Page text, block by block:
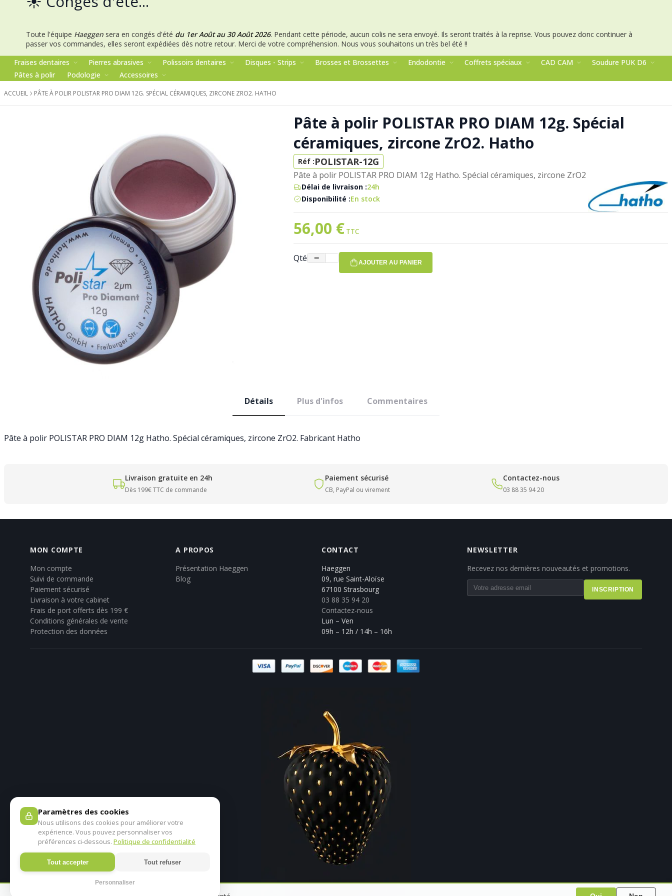
Toute l'équipe Haeggen sera en congés d'été du 1er Août au 30 Août 2026. Pendant cette période, aucun colis ne sera envoyé. Ils seront traités à la reprise. Vous pouvez donc continuer à
passer vos commandes, elles seront expédiées dès notre retour. Merci de votre compréhension. Nous vous souhaitons un très bel été !!
Fraises dentaires Pierres abrasives Polissoirs dentaires Disques - Strips Brosses et Brossettes Endodontie Coffrets spéciaux CAD CAM
Soudure PUK D6
Pâtes à polir
Podologie Accessoires
ACCUEIL PÂTE À POLIR POLISTAR PRO DIAM 12G. SPÉCIAL CÉRAMIQUES, ZIRCONE ZRO2. HATHO
Pâte à polir POLISTAR PRO DIAM 12g. Spécial
céramiques, zircone ZrO2. Hatho
Réf :POLISTAR-12G
Pâte à polir POLISTAR PRO DIAM 12g Hatho. Spécial céramiques, zircone ZrO2
Délai de livraison :24h
Disponibilité :En stock
56,00 €
Qté − +
AJOUTER AU PANIER
Détails
Pâte à polir POLISTAR PRO DIAM 12g Hatho. Spécial céramiques, zircone ZrO2. Fabricant Hatho
Plus d'infos Commentaires
Livraison gratuite en 24h
Dès 199€ TTC de commande
Paiement sécurisé
CB, PayPal ou virement
Contactez-nous
03 88 35 94 20
MON COMPTE
Mon compte
Suivi de commande
Paiement sécurisé
Livraison à votre cabinet
Frais de port offerts dès 199 €
Conditions générales de vente
Protection des données
A PROPOS
Présentation Haeggen
Blog
CONTACT
Haeggen
09, rue Saint-Aloïse
67100 Strasbourg
03 88 35 94 20
Contactez-nous
Lun – Ven
09h – 12h / 14h – 16h
NEWSLETTER
Recevez nos dernières nouveautés et promotions.
INSCRIPTION
Paramètres des cookies
Nous utilisons des cookies pour améliorer votre
expérience. Vous pouvez personnaliser vos
préférences ci-dessous. Politique de confidentialité
Tout accepter Tout refuser
Personnaliser